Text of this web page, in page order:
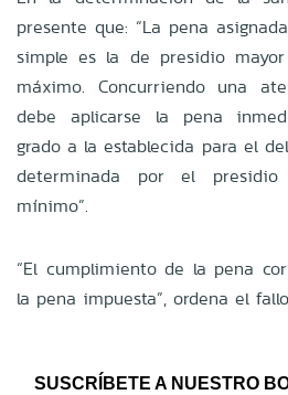
presente que: “La pena
simple es la de presidio
máximo. Concurriendo una
debe aplicarse la pena
grado a la establecida para el
determinada por el
mínimo”.
“El cumplimiento de la pena
la pena impuesta”, ordena el
SUSCRÍBETE A NUESTRO